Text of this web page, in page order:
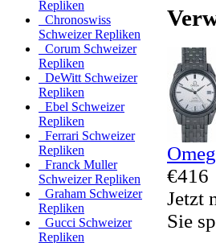
Repliken
Chronoswiss
Schweizer Repliken
Corum Schweizer
Repliken
DeWitt Schweizer
Repliken
Ebel Schweizer
Repliken
Ferrari Schweizer
Repliken
Franck Muller
Schweizer Repliken
Graham Schweizer
Repliken
Gucci Schweizer
Repliken
€416
Jetzt
Sie